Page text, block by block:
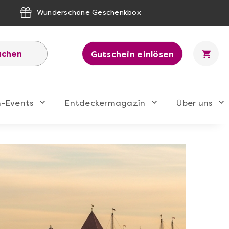
Wunderschöne Geschenkbox
Gutschein einlösen
Events Entdeckermagazin Über uns